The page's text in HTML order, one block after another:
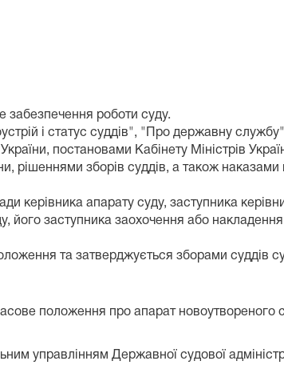
забезпечення роботи суду.
і статус суддів", "Про державну
постановами Кабінету Міністрів
рішеннями зборів суддів, а також наказами
керівника апарату суду, заступника
його заступника заохочення або накладення
та затверджується зборами суддів
положення про апарат новоутвореного
управлінням Державної судової